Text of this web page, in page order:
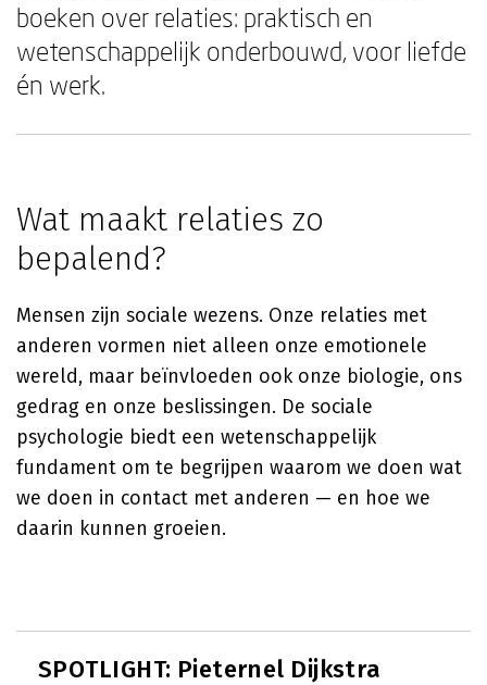
boeken over relaties: praktisch en
wetenschappelijk onderbouwd, voor liefde
én werk.
Wat maakt relaties zo
bepalend?
Mensen zijn sociale wezens. Onze relaties met
anderen vormen niet alleen onze emotionele
wereld, maar beïnvloeden ook onze biologie, ons
gedrag en onze beslissingen. De sociale
psychologie biedt een wetenschappelijk
fundament om te begrijpen waarom we doen wat
we doen in contact met anderen — en hoe we
daarin kunnen groeien.
SPOTLIGHT: Pieternel Dijkstra